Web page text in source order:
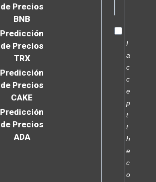
de Precios
BNB
Predicción
de Precios
TRX
Predicción
de Precios
CAKE
Predicción
de Precios
ADA
I
a
c
c
e
p
t
t
h
e
c
o